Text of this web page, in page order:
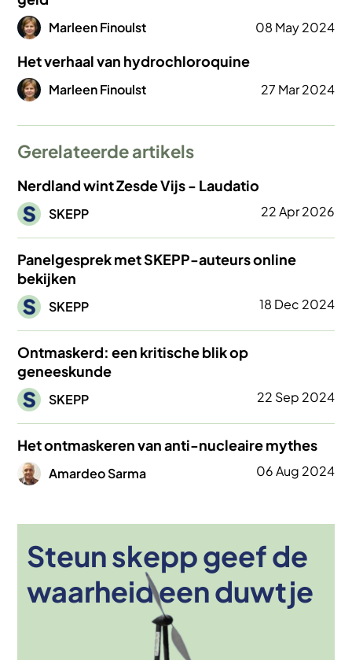
Afbeelding
Marleen Finoulst 08 May 2024
Het verhaal van hydrochloroquine
Afbeelding
Marleen Finoulst 27 Mar 2024
Gerelateerde artikels
Nerdland wint Zesde Vijs - Laudatio
Afbeelding
SKEPP 22 Apr 2026
Panelgesprek met SKEPP-auteurs online
bekijken
Afbeelding
SKEPP 18 Dec 2024
Ontmaskerd: een kritische blik op
geneeskunde
Afbeelding
SKEPP 22 Sep 2024
Het ontmaskeren van anti-nucleaire mythes
Afbeelding
Amardeo Sarma 06 Aug 2024
Steun skepp geef de
waarheid een duwtje
Afbeelding